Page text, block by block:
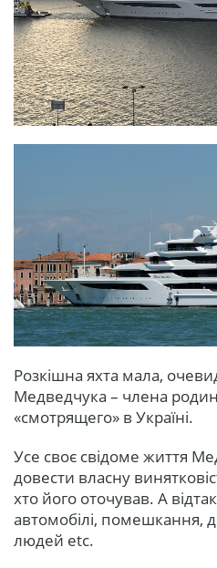
Розкішна яхта мала,
Медведчука – члена
«смотрящего» в Україні.
Усе своє свідоме життя
довести власну
хто його оточував. А
автомобілі, помешкання,
людей etc.